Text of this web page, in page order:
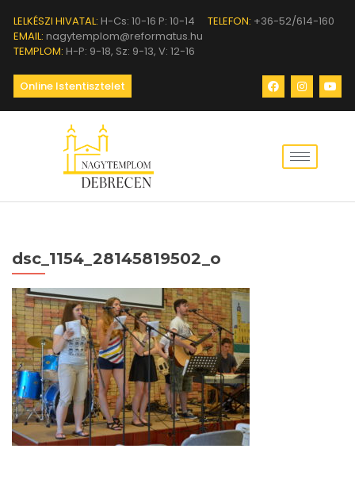
LELKÉSZI HIVATAL: H-Cs: 10-16 P: 10-14 TELEFON: +36-52/614-160
EMAIL: nagytemplom@reformatus.hu
TEMPLOM: H-P: 9-18, Sz: 9-13, V: 12-16
Online Istentisztelet
dsc_1154_28145819502_o